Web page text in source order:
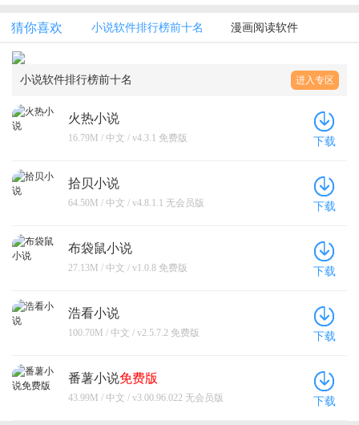
猜你喜欢 小说软件排行榜前十名 漫画阅读软件
小说软件排行榜前十名 进入专区
火热小说
16.79M / 中文 / v4.3.1 免费版 下载
拾贝小说
64.50M / 中文 / v4.8.1.1 无会员版 下载
布袋鼠小说
27.13M / 中文 / v1.0.8 免费版 下载
浩看小说
100.70M / 中文 / v2.5.7.2 免费版 下载
番薯小说免费版
43.99M / 中文 / v3.00.96.022 无会员版 下载